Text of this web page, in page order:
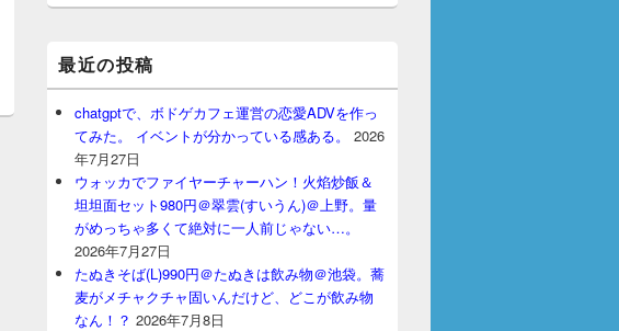
最近の投稿
chatgptで、ボドゲカフェ運営の恋愛ADVを作っ
てみた。 イベントが分かっている感ある。
2026
年7月27日
ウォッカでファイヤーチャーハン！火焰炒飯＆
坦坦面セット980円＠翠雲(すいうん)＠上野。量
がめっちゃ多くて絶対に一人前じゃない…。
2026年7月27日
たぬきそば(L)990円＠たぬきは飲み物＠池袋。蕎
麦がメチャクチャ固いんだけど、どこが飲み物
なん！？ 2026年7月8日